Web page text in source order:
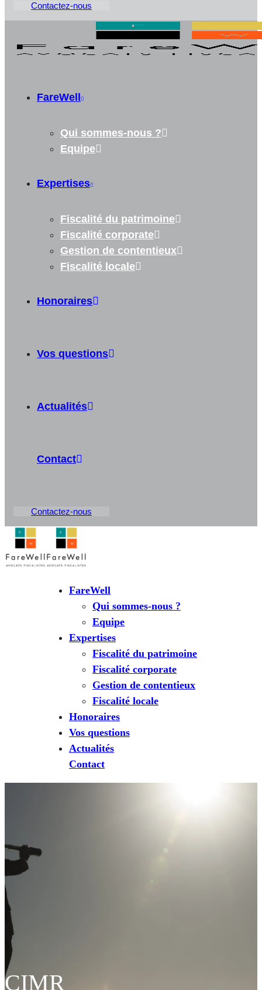
Contactez-nous
FareWell
Qui sommes-nous ?
Equipe
Expertises
Fiscalité du patrimoine
Fiscalité corporate
Gestion de contentieux
Fiscalité locale
Honoraires
Vos questions
Actualités
Contact
Contactez-nous
FareWell
Qui sommes-nous ?
Equipe
Expertises
Fiscalité du patrimoine
Fiscalité corporate
Gestion de contentieux
Fiscalité locale
Honoraires
Vos questions
Actualités
Contact
CIMR